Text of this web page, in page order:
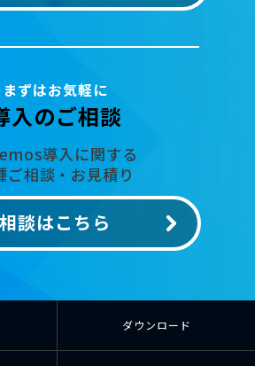
まずはお気軽に
入のご相談
導入に関する
ご相談・お見積り
談はこちら
ダウンロード